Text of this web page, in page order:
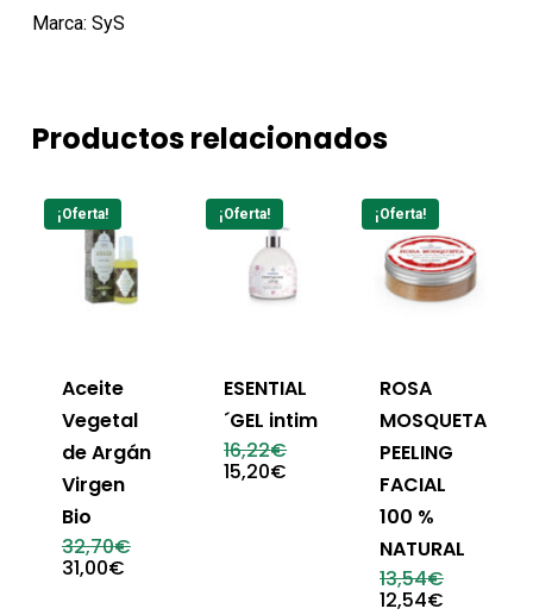
Marca: SyS
Productos relacionados
¡Oferta!
Aceite
Vegetal
de Argán
Virgen
Bio
32,70€El
31,00€El
¡Oferta!
ESENTIAL
´GEL intim
16,22€El
15,20€
¡Oferta!
ROSA
MOSQUETA
PEELING
FACIAL
100 %
NATURAL
13,54€El
12,54€